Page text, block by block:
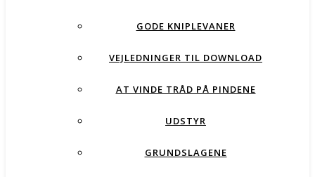
GODE KNIPLEVANER
VEJLEDNINGER TIL DOWNLOAD
AT VINDE TRÅD PÅ PINDENE
UDSTYR
GRUNDSLAGENE